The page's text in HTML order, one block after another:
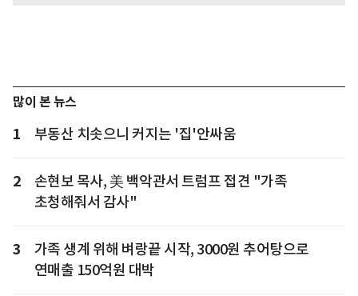
많이 본 뉴스
1 부동산 치솟으니 커지는 '집'안싸움
2
손현보 목사, 美 백악관서 트럼프 접견 "가족
초청해줘서 감사"
3
가족 생계 위해 벼랑끝 시작, 3000원 추어탕으로
연매출 150억원 대박